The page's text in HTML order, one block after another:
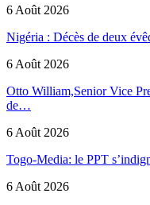
6 Août 2026
Nigéria : Décès de deux
6 Août 2026
Otto William,Senior Vice
de…
6 Août 2026
Togo-Media: le PPT
6 Août 2026